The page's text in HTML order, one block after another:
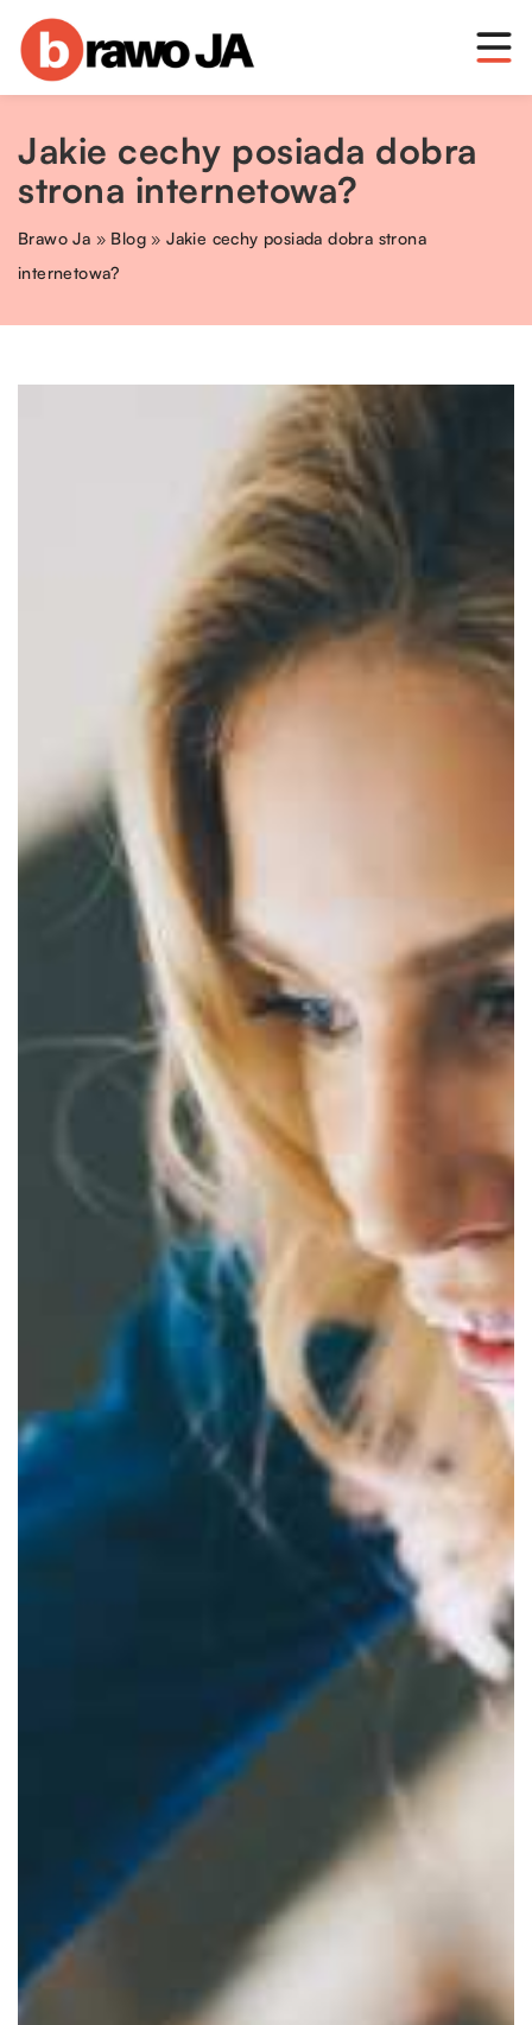
Jakie cechy posiada dobra
strona internetowa?
Brawo Ja » Blog »Jakie cechy posiada dobra strona
internetowa?